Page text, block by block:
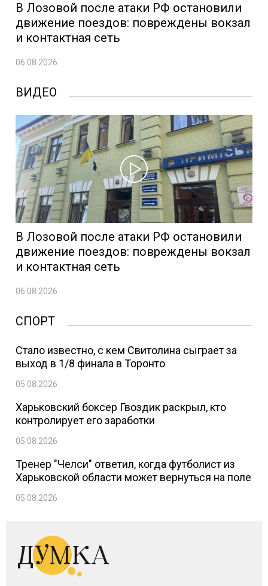
В Лозовой после атаки РФ остановили
движение поездов: повреждены вокзал
и контактная сеть
06.08.2026
ВИДЕО
В Лозовой после атаки РФ остановили
движение поездов: повреждены вокзал
и контактная сеть
06.08.2026
СПОРТ
Стало известно, с кем Свитолина сыграет за
выход в 1/8 финала в Торонто
05.08.2026
Харьковский боксер Гвоздик раскрыл, кто
контролирует его заработки
05.08.2026
Тренер "Челси" ответил, когда футболист из
Харьковской области может вернуться на поле
05.08.2026